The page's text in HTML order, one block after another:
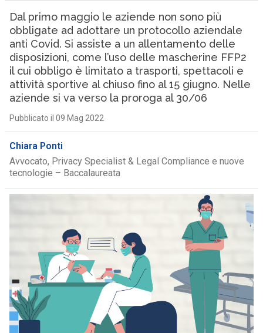
Dal primo maggio le aziende non sono più
obbligate ad adottare un protocollo aziendale
anti Covid. Si assiste a un allentamento delle
disposizioni, come l’uso delle mascherine FFP2
il cui obbligo è limitato a trasporti, spettacoli e
attività sportive al chiuso fino al 15 giugno. Nelle
aziende si va verso la proroga al 30/06
Pubblicato il 09 Mag 2022
Chiara Ponti
Avvocato, Privacy Specialist & Legal Compliance e nuove
tecnologie – Baccalaureata